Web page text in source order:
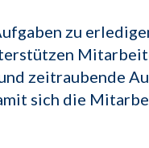
zu
zeitraubende
sich die